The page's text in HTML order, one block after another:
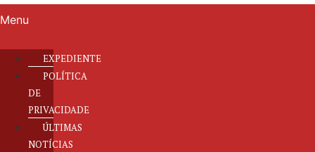
Menu
EXPEDIENTE
POLÍTICA
DE
PRIVACIDADE
ÚLTIMAS
NOTÍCIAS